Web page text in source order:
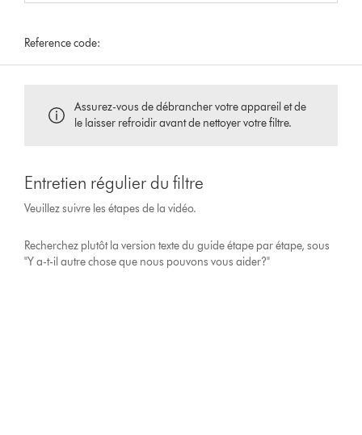
Reference code:
Assurez-vous de débrancher votre appareil et de
le laisser refroidir avant de nettoyer votre filtre.
Entretien régulier du filtre
Veuillez suivre les étapes de la vidéo.
Recherchez plutôt la version texte du guide étape par étape, sous
"Y a-t-il autre chose que nous pouvons vous aider?"